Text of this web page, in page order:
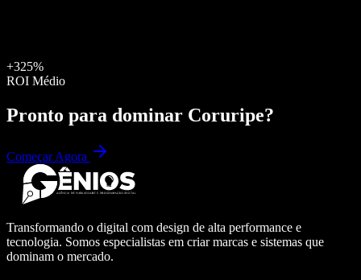
+325%
ROI Médio
Pronto para dominar Coruripe?
Começar Agora
Transformando o digital com design de alta performance e
tecnologia. Somos especialistas em criar marcas e sistemas que
dominam o mercado.